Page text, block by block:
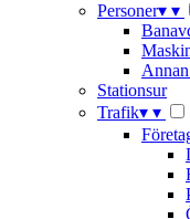
Personer▾ ▾
Stationsur
Trafik▾ ▾